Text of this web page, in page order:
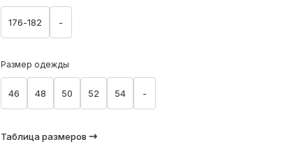
176-182 -
Размер одежды
46 48 50 52 54 -
Таблица размеров